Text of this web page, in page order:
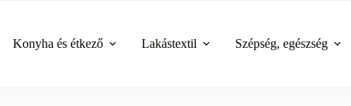
Konyha és étkező Lakástextil Szépség, egészség